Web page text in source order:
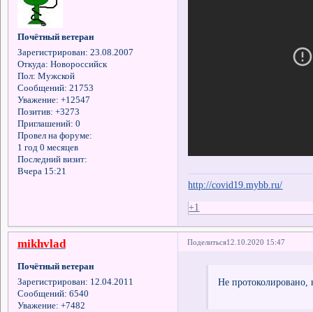
Почётный ветеран
Зарегистрирован: 23.08.2007
Откуда: Новороссийск
Пол: Мужской
Сообщений: 21753
Уважение: +12547
Позитив: +3273
Приглашений: 0
Провел на форуме:
1 год 0 месяцев
Последний визит:
Вчера 15:21
http://covid19.mybb.ru/
+1
Поделиться12.10.2020 15:47
mikhvlad
Почётный ветеран
Зарегистрирован: 12.04.2011
Сообщений: 6540
Уважение: +7482
Не